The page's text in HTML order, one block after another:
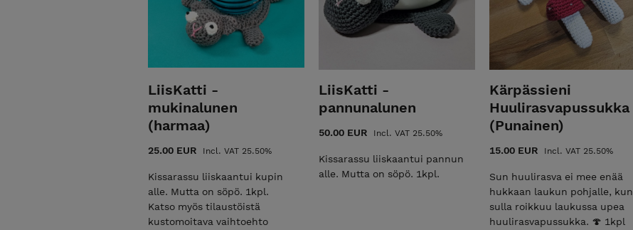
LiisKatti -
mukinalunen
(harmaa)
25.00 EUR Incl. VAT 25.50%
Kissarassu liiskaantui kupin
alle. Mutta on söpö. 1kpl.
Katso myös tilaustöistä
kustomoitava vaihtoehto
LiisKatti -
pannunalunen
50.00 EUR Incl. VAT 25.50%
Kissarassu liiskaantui pannun
alle. Mutta on söpö. 1kpl.
Kärpässieni
Huulirasvapussukka
(Punainen)
15.00 EUR Incl. VAT 25.50%
Sun huulirasva ei mee enää
hukkaan laukun pohjalle, kun
sulla roikkuu laukussa upea
huulirasvapussukka. 🍄 1kpl